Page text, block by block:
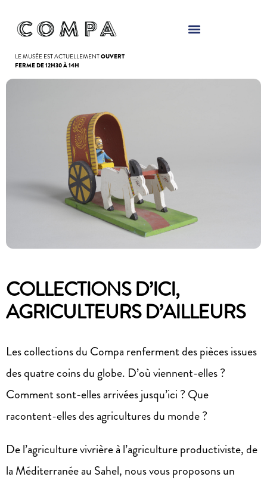
LE MUSÉE EST ACTUELLEMENTOUVERT
FERME DE 12H30 À 14H
COLLECTIONS D’ICI,
AGRICULTEURS D’AILLEURS
Les collections du Compa renferment des pièces issues
des quatre coins du globe. D’où viennent-elles ?
Comment sont-elles arrivées jusqu’ici ? Que
racontent-elles des agricultures du monde ?
De l’agriculture vivrière à l’agriculture productiviste, de
la Méditerranée au Sahel, nous vous proposons un